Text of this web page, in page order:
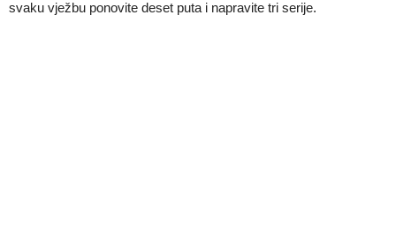
svaku vježbu ponovite deset puta i napravite tri serije.